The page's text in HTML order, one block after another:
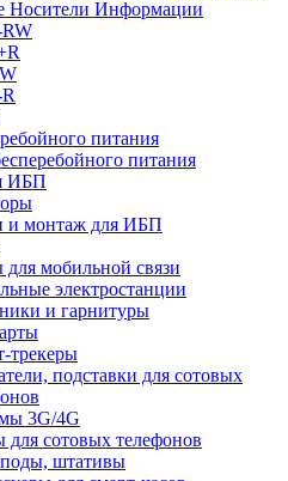
Носители Информации
питания
питания
ИБП
и монтаж для ИБП
для мобильной связи
электростанции
и гарнитуры
трекеры
подставки для сотовых
3G/4G
для сотовых телефонов
штативы